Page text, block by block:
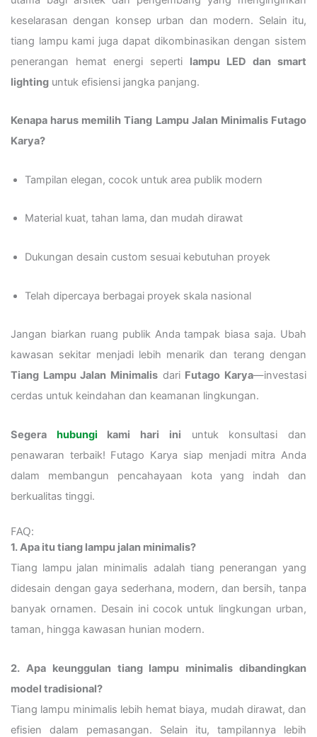
keselarasan dengan konsep urban dan modern. Selain itu,
tiang lampu kami juga dapat dikombinasikan dengan sistem
penerangan hemat energi seperti lampu LED dan smart
lighting untuk efisiensi jangka panjang.
Kenapa harus memilih Tiang Lampu Jalan Minimalis Futago
Karya?
Tampilan elegan, cocok untuk area publik modern
Material kuat, tahan lama, dan mudah dirawat
Dukungan desain custom sesuai kebutuhan proyek
Telah dipercaya berbagai proyek skala nasional
Jangan biarkan ruang publik Anda tampak biasa saja. Ubah
kawasan sekitar menjadi lebih menarik dan terang dengan
Tiang Lampu Jalan Minimalis dari Futago Karya—investasi
cerdas untuk keindahan dan keamanan lingkungan.
Segera hubungi kami hari ini untuk konsultasi dan
penawaran terbaik! Futago Karya siap menjadi mitra Anda
dalam membangun pencahayaan kota yang indah dan
berkualitas tinggi.
FAQ:
1. Apa itu tiang lampu jalan minimalis?
Tiang lampu jalan minimalis adalah tiang penerangan yang
didesain dengan gaya sederhana, modern, dan bersih, tanpa
banyak ornamen. Desain ini cocok untuk lingkungan urban,
taman, hingga kawasan hunian modern.
2. Apa keunggulan tiang lampu minimalis dibandingkan
model tradisional?
Tiang lampu minimalis lebih hemat biaya, mudah dirawat, dan
efisien dalam pemasangan. Selain itu, tampilannya lebih